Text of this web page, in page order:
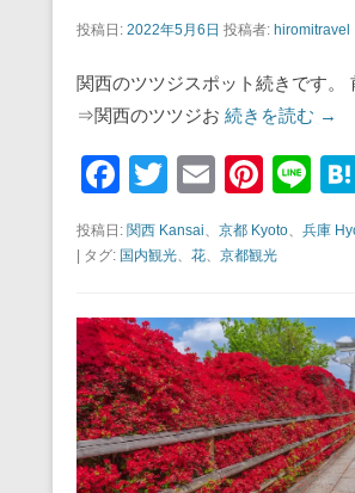
投稿日: 2022年5月6日 投稿者: hiromitravel
関西のツツジスポット続きです。
⇒関西のツツジお 続きを読む →
F
a
c
b
o
o
k
T
tt
E
m
ail
Pi
er
st
Li
n
e
投稿日: 関西 Kansai、 京都 Kyoto、 兵庫
タグ: 国内観光、 花、 京都観光